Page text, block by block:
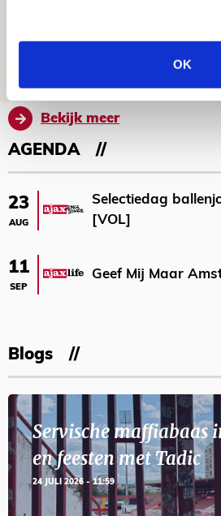
OK
Volop enthousiasme in
Bekijk meer
AGENDA
23
AUG
Selectiedag
[VOL]
11
SEP
Geef Mij Maar
Blogs
Servische maffiabaas
en feesten met Tadic
24 JULI 2026 - 11:59